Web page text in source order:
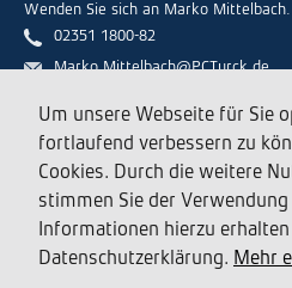
Wenden Sie sich an Marko Mittelbach.
02351 1800-82
Marko.Mittelbach@PCTurck.de
P.C. Turck Produktions- und
02351 1800-0
02351
Um unsere Webseite für Sie
fortlaufend verbessern zu
Cookies. Durch die weitere
stimmen Sie der
Informationen hierzu
Datenschutzerklärung. Mehr